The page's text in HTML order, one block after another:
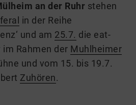
an der Ruhr stehen
in der Reihe
und am 25.7. die eat-
im Rahmen der Muhlheimer
und vom 15. bis 19.7.
Zuhören.